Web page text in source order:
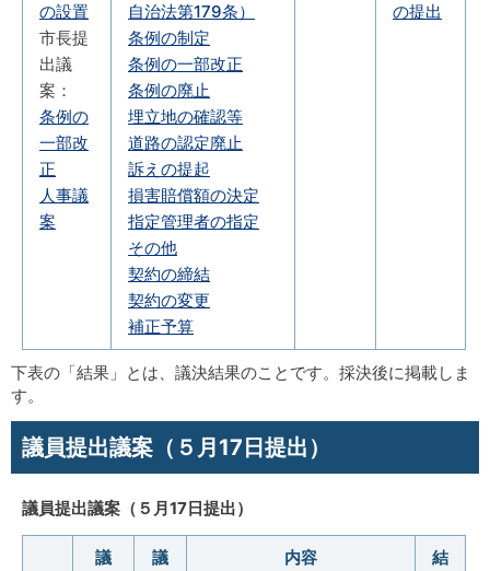
の設置
市長提
出議
案：
条例の
一部改
正
人事議
案
自治法第179条）
条例の制定
条例の一部改正
条例の廃止
埋立地の確認等
道路の認定廃止
訴えの提起
損害賠償額の決定
指定管理者の指定
その他
契約の締結
契約の変更
補正予算
の提出
下表の「結果」とは、議決結果のことです。採決後に掲載しま
す。
議員提出議案（５月17日提出）
議員提出議案（５月17日提出）
議
議
内容
結